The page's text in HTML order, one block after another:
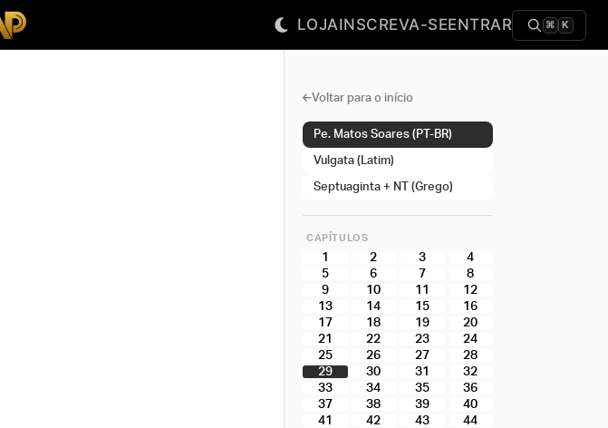
LOJAINSCREVA-SEENTRAR ⌘ K
Voltar para o início
Pe. Matos Soares (PT-BR)
Vulgata (Latim)
Septuaginta + NT (Grego)
CAPÍTULOS
1 2 3
4
5
6 7
8
9
10 11
12
13
14 15
16
17
18 19
20
21
22 23
24
25
26 27
28
29
30 31
32
33
34 35
36
37
38 39
40
41
42 43
44